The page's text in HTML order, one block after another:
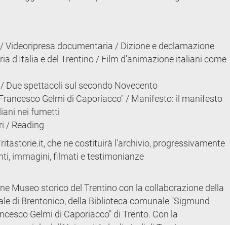
documentaria / Dizione e declamazione
d'Italia e del Trentino / Film d'animazione italiani come
spettacoli sul secondo Novecento
Gelmi di Caporiacco" / Manifesto: il manifesto
nei fumetti
/ Reading
che ne costituirà l'archivio, progressivamente
immagini, filmati e testimonianze
Museo storico del Trentino con la collaborazione della
di Brentonico, della Biblioteca comunale "Sigmund
Gelmi di Caporiacco" di Trento. Con la